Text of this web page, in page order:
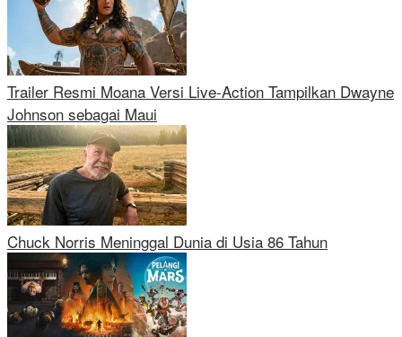
Trailer Resmi Moana Versi Live-Action Tampilkan Dwayne
Johnson sebagai Maui
Chuck Norris Meninggal Dunia di Usia 86 Tahun